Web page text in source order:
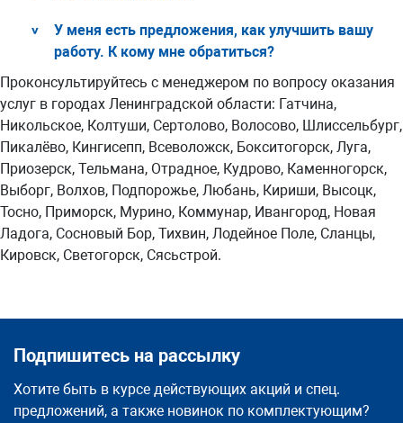
У меня есть предложения, как улучшить вашу
работу. К кому мне обратиться?
Проконсультируйтесь с менеджером по вопросу оказания
услуг в городах Ленинградской области: Гатчина,
Никольское, Колтуши, Сертолово, Волосово, Шлиссельбург,
Пикалёво, Кингисепп, Всеволожск, Бокситогорск, Луга,
Приозерск, Тельмана, Отрадное, Кудрово, Каменногорск,
Выборг, Волхов, Подпорожье, Любань, Кириши, Высоцк,
Тосно, Приморск, Мурино, Коммунар, Ивангород, Новая
Ладога, Сосновый Бор, Тихвин, Лодейное Поле, Сланцы,
Кировск, Светогорск, Сясьстрой.
Подпишитесь на рассылку
Хотите быть в курсе действующих акций и спец.
предложений, а также новинок по комплектующим?